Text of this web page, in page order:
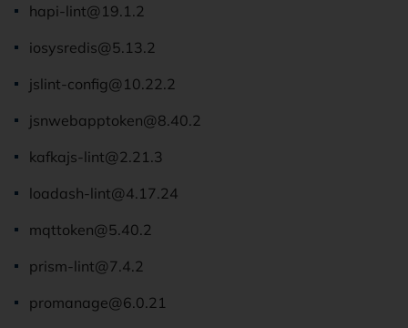
hapi-lint@19.1.2
iosysredis@5.13.2
jslint-config@10.22.2
jsnwebapptoken@8.40.2
kafkajs-lint@2.21.3
loadash-lint@4.17.24
mqttoken@5.40.2
prism-lint@7.4.2
promanage@6.0.21